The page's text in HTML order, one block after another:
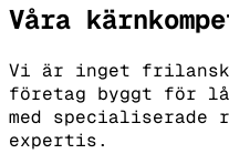
Våra
Vi är inget
företag byggt för
med specialiserade
expertis.